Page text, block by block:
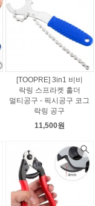
[TOOPRE] 3in1 비비
락링 스프라켓 홀더
멀티공구 - 픽시공구 코그
락링 공구
11,500원